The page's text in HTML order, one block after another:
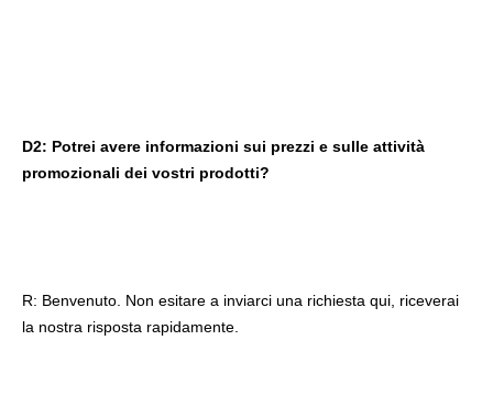
D2: Potrei avere informazioni sui prezzi e sulle attività
promozionali dei vostri prodotti?
R: Benvenuto. Non esitare a inviarci una richiesta qui , riceverai
la nostra risposta rapidamente.